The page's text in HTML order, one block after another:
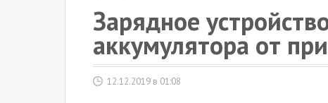
Зарядное
аккумулятора от
12.12.2019 в 01:08